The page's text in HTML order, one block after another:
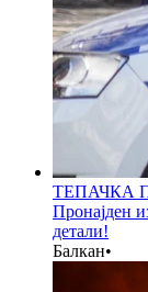
ТЕПАЧКА
Пронајден
детали!
Балкан•